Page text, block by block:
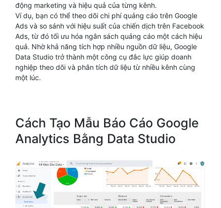
động marketing và hiệu quả của từng kênh.
Ví dụ, bạn có thể theo dõi chi phí quảng cáo trên Google
Ads và so sánh với hiệu suất của chiến dịch trên Facebook
Ads, từ đó tối ưu hóa ngân sách quảng cáo một cách hiệu
quả. Nhờ khả năng tích hợp nhiều nguồn dữ liệu, Google
Data Studio trở thành một công cụ đắc lực giúp doanh
nghiệp theo dõi và phân tích dữ liệu từ nhiều kênh cùng
một lúc.
Cách Tạo Mẫu Báo Cáo Google
Analytics Bằng Data Studio